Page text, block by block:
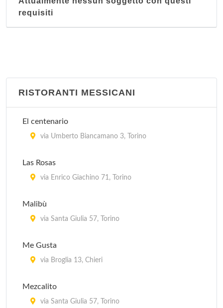
requisiti
RISTORANTI MESSICANI
El centenario
via Umberto Biancamano 3, Torino
Las Rosas
via Enrico Giachino 71, Torino
Malibù
via Santa Giulia 57, Torino
Me Gusta
via Broglia 13, Chieri
Mezcalito
via Santa Giulia 57, Torino